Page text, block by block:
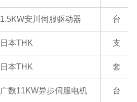
1.5KW安川伺服驱动器 台
日本THK 支
日本THK 套
广数11KW异步伺服电机 台